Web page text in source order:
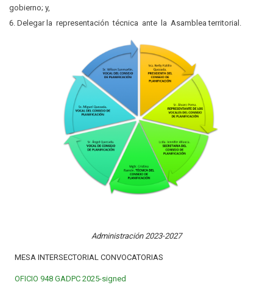
gobierno; y,
Delegar la representación técnica ante la Asamblea territorial.
Administración 2023-2027
MESA INTERSECTORIAL CONVOCATORIAS
OFICIO 948 GADPC 2025-signed